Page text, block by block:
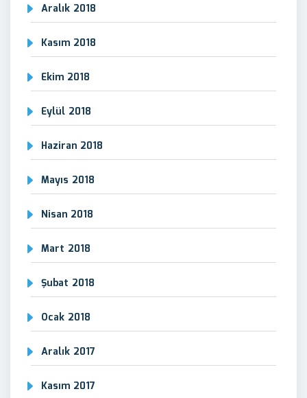
Aralık 2018
Kasım 2018
Ekim 2018
Eylül 2018
Haziran 2018
Mayıs 2018
Nisan 2018
Mart 2018
Şubat 2018
Ocak 2018
Aralık 2017
Kasım 2017